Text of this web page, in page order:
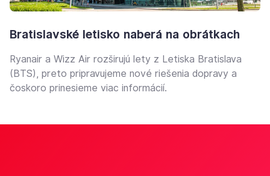
Bratislavské letisko naberá na obrátkach
Ryanair a Wizz Air rozširujú lety z Letiska Bratislava
(BTS), preto pripravujeme nové riešenia dopravy a
čoskoro prinesieme viac informácií.